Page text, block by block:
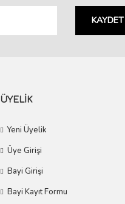
KAYDET
ÜYELİK
Yeni Üyelik
Üye Girişi
Bayi Girişi
Bayi Kayıt Formu